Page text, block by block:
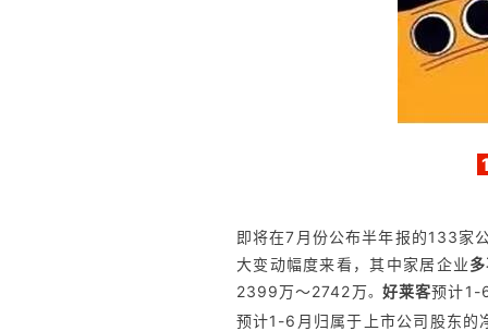
即将在7月份公布半年报的133家
大变动幅度来看，其中家居企业
2399万～2742万。 好莱客预计1-
预计1-6月归属于上市公司股东